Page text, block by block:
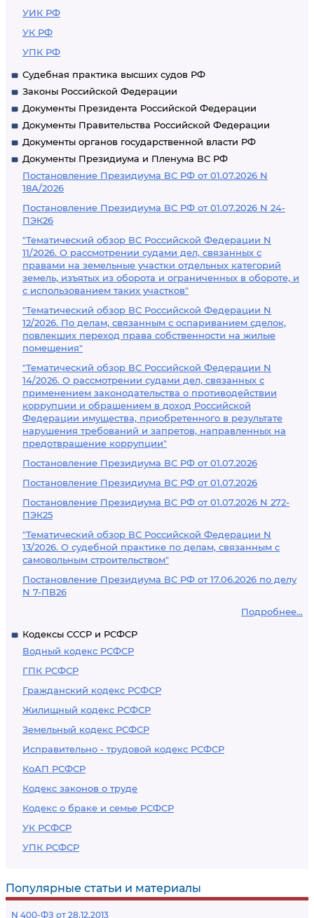
УИК РФ
УК РФ
УПК РФ
Судебная практика высших судов РФ
Законы Российской Федерации
Документы Президента Российской Федерации
Документы Правительства Российской Федерации
Документы органов государственной власти РФ
Документы Президиума и Пленума ВС РФ
Постановление Президиума ВС РФ от 01.07.2026 N
18А/2026
Постановление Президиума ВС РФ от 01.07.2026 N 24-
ПЭК26
"Тематический обзор ВС Российской Федерации N
11/2026. О рассмотрении судами дел, связанных с
правами на земельные участки отдельных категорий
земель, изъятых из оборота и ограниченных в обороте, и
с использованием таких участков"
"Тематический обзор ВС Российской Федерации N
12/2026. По делам, связанным с оспариванием сделок,
повлекших переход права собственности на жилые
помещения"
"Тематический обзор ВС Российской Федерации N
14/2026. О рассмотрении судами дел, связанных с
применением законодательства о противодействии
коррупции и обращением в доход Российской
Федерации имущества, приобретенного в результате
нарушения требований и запретов, направленных на
предотвращение коррупции"
Постановление Президиума ВС РФ от 01.07.2026
Постановление Президиума ВС РФ от 01.07.2026
Постановление Президиума ВС РФ от 01.07.2026 N 272-
ПЭК25
"Тематический обзор ВС Российской Федерации N
13/2026. О судебной практике по делам, связанным с
самовольным строительством"
Постановление Президиума ВС РФ от 17.06.2026 по делу
N 7-ПВ26
Подробнее...
Кодексы СССР и РСФСР
Водный кодекс РСФСР
ГПК РСФСР
Гражданский кодекс РСФСР
Жилищный кодекс РСФСР
Земельный кодекс РСФСР
Исправительно - трудовой кодекс РСФСР
КоАП РСФСР
Кодекс законов о труде
Кодекс о браке и семье РСФСР
УК РСФСР
УПК РСФСР
Популярные статьи и материалы
N 400-ФЗ от 28.12.2013